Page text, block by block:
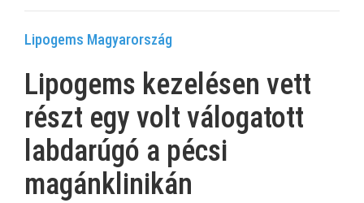
Lipogems Magyarország
Lipogems kezelésen vett
részt egy volt válogatott
labdarúgó a pécsi
magánklinikán